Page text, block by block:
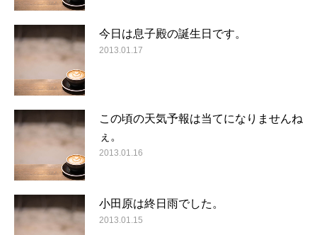
今日は息子殿の誕生日です。
2013.01.17
この頃の天気予報は当てになりませんね
ぇ。
2013.01.16
小田原は終日雨でした。
2013.01.15